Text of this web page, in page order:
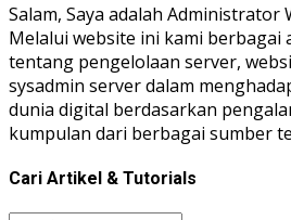
Salam, Saya adalah Administrator
Melalui website ini kami berbagai
tentang pengelolaan server,
sysadmin server dalam
dunia digital berdasarkan
kumpulan dari berbagai sumber
Cari Artikel & Tutorials